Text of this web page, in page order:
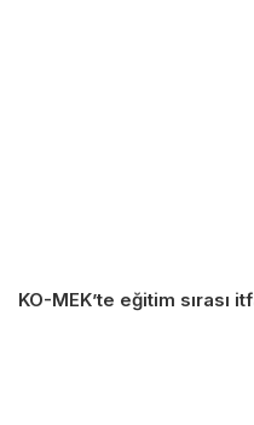
KO-MEK’te eğitim sırası